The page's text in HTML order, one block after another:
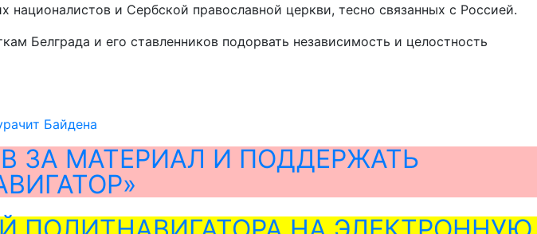
и Сербской православной церкви, тесно связанных с Россией.
Белграда и его ставленников подорвать независимость и целостность
Байдена
ЗА МАТЕРИАЛ И ПОДДЕРЖАТЬ